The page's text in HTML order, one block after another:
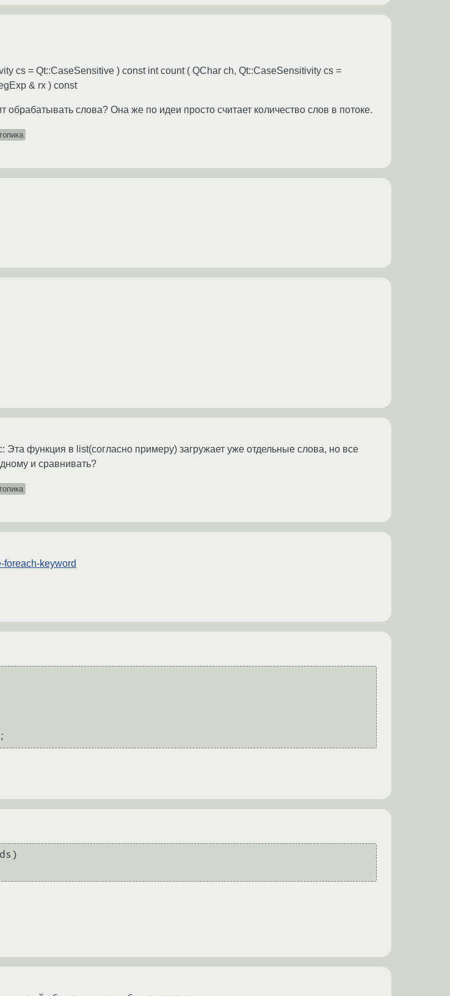
cs = Qt::CaseSensitive ) const int count ( QChar ch, Qt::CaseSensitivity cs =
& rx ) const
слова? Она же по идеи просто считает количество слов в потоке.
Эта функция в list(согласно примеру) загружает уже отдельные слова, но все
и сравнивать?
foreach-keyword